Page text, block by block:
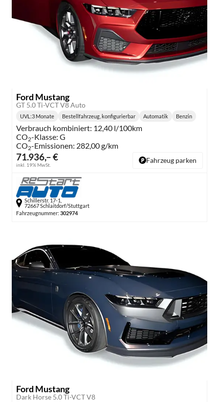
Ford Mustang
GT 5.0 Ti-VCT V8 Auto
71.936,– €
inkl. 19% MwSt.
Lieferzeit:
UVL :3 Monate Bestellfahrzeug, konfigurierbar
Getriebe:
Automatik
Kraftstoff:
Benzin
Verbrauch kombiniert: 12,40 l/100km
CO2-Klasse: G
CO2-Emissionen: 282,00 g/km
Fahrzeug parken
Schillerstr. 17-1,
72667 Schlaitdorf/Stuttgart
Fahrzeugnummer: 302974
Ford Mustang
Dark Horse 5.0 Ti-VCT V8